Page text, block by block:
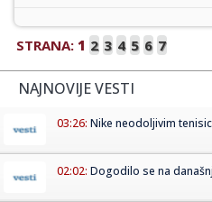
STRANA: 1 2 3 4 5 6 7
NAJNOVIJE VESTI
03:26: Nike neodoljivim
02:02: Dogodilo se na